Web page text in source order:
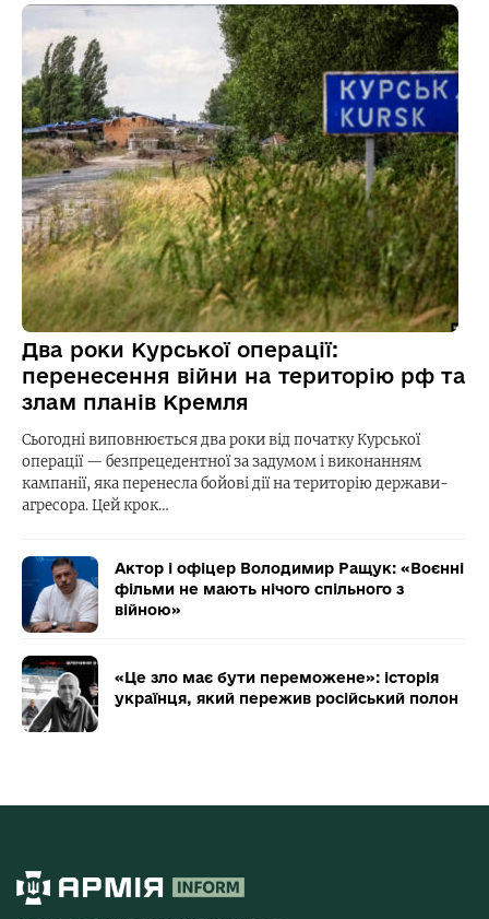
Два роки Курської операції:
перенесення війни на територію рф та
злам планів Кремля
Сьогодні виповнюється два роки від початку Курської
операції — безпрецедентної за задумом і виконанням
кампанії, яка перенесла бойові дії на територію держави-
агресора. Цей крок…
Актор і офіцер Володимир Ращук: «Воєнні
фільми не мають нічого спільного з
війною»
«Це зло має бути переможене»: історія
українця, який пережив російський полон